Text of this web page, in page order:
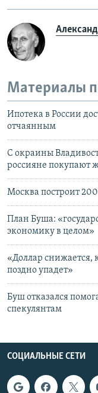
Материалы
Ипотека в России
отчаянным
С окраины
россияне покупают
Москва построит
План Буша:
экономику в целом»
«Доллар снижается,
поздно упадет»
Буш отказался
спекулянтам
СОЦИАЛЬНЫЕ СЕТИ